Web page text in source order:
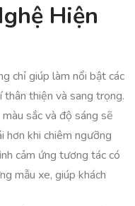
Hiện
chỉ giúp làm nổi bật các
thân thiện và sang trọng.
sắc và độ sáng sẽ
hơn khi chiêm ngưỡng
cảm ứng tương tác có
mẫu xe, giúp khách